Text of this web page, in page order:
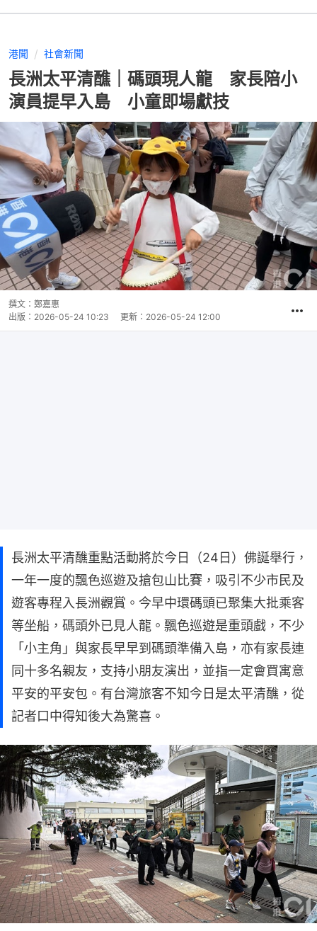
港聞 社會新聞
長洲太平清醮｜碼頭現人龍 家長陪小
演員提早入島 小童即場獻技
撰文： 鄭嘉惠
出版： 2026-05-24 10:23 更新： 2026-05-24 12:00
長洲太平清醮重點活動將於今日（24日）佛誕舉行，
一年一度的飄色巡遊及搶包山比賽，吸引不少市民及
遊客專程入長洲觀賞。今早中環碼頭已聚集大批乘客
等坐船，碼頭外已見人龍。飄色巡遊是重頭戲，不少
「小主角」與家長早早到碼頭準備入島，亦有家長連
同十多名親友，支持小朋友演出，並指一定會買寓意
平安的平安包。有台灣旅客不知今日是太平清醮，從
記者口中得知後大為驚喜。